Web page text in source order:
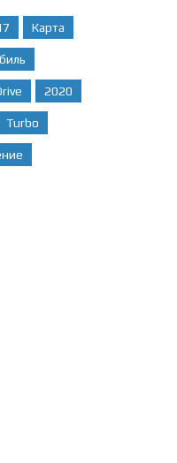
Карта
2020
Turbo